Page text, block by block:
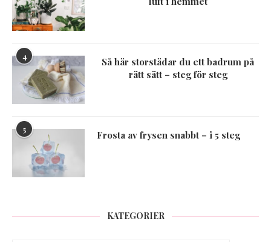
4
Så här storstädar du ett badrum på
rätt sätt – steg för steg
5 Frosta av frysen snabbt – i 5 steg
KATEGORIER